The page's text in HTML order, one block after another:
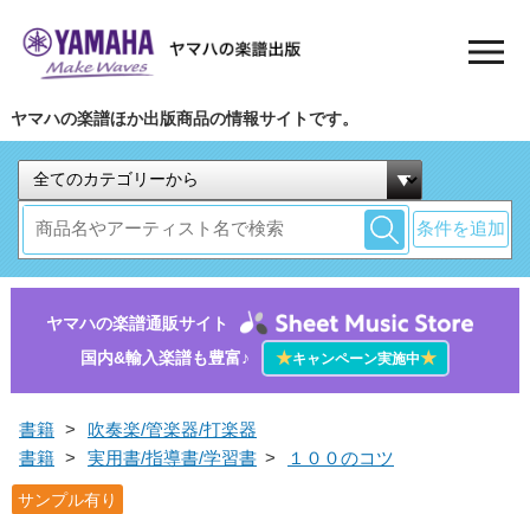
ヤマハの楽譜ほか出版商品の情報サイトです。
条件を追加
ヤマハの楽譜通販サイト
国内&輸入楽譜も豊富♪
★キャンペーン実施中★
書籍 >
吹奏楽/管楽器/打楽器
書籍 > 実用書/指導書/学習書 > １００のコツ
サンプル有り